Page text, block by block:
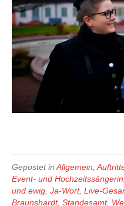
Gepostet in Allgemein
Event- und Hochzeitssängerin
und ewig Ja-Wort, Live-
Braunshardt, Standesamt,